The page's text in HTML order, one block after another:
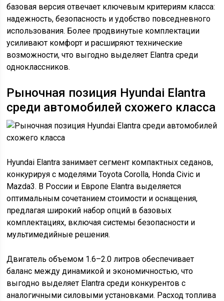
базовая версия отвечает ключевым критериям класса:
надежность, безопасность и удобство повседневного
использования. Более продвинутые комплектации
усиливают комфорт и расширяют технические
возможности, что выгодно выделяет Elantra среди
одноклассников.
Рыночная позиция Hyundai Elantra
среди автомобилей схожего класса
Hyundai Elantra занимает сегмент компактных седанов,
конкурируя с моделями Toyota Corolla, Honda Civic и
Mazda3. В России и Европе Elantra выделяется
оптимальным сочетанием стоимости и оснащения,
предлагая широкий набор опций в базовых
комплектациях, включая системы безопасности и
мультимедийные решения.
Двигатель объемом 1.6–2.0 литров обеспечивает
баланс между динамикой и экономичностью, что
выгодно выделяет Elantra среди конкурентов с
аналогичными силовыми установками. Расход топлива